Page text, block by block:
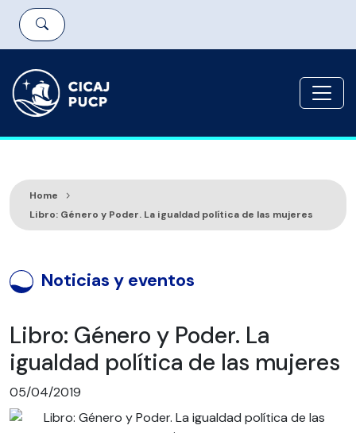
Home
Libro: Género y Poder. La igualdad política de las mujeres
Noticias y eventos
Libro: Género y Poder. La
igualdad política de las mujeres
05/04/2019